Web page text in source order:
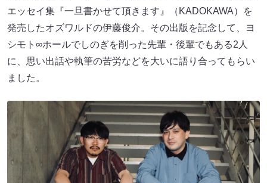
エッセイ集『一旦書かせて頂きます』（KADOKAWA）を
発売したオズワルドの伊藤俊介。その出版を記念して、ヨ
シモト∞ホールでしのぎを削った先輩・後輩でもある2人
に、思い出話や執筆の苦労などを大いに語り合ってもらい
ました。